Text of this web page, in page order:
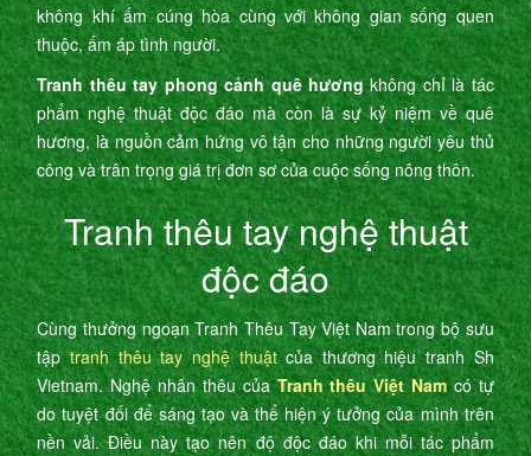
không khí ấm cúng hòa cùng với không gian sống quen
thuộc, ấm áp tình người.
Tranh thêu tay phong cảnh quê hươngkhông chỉ là tác
phẩm nghệ thuật độc đáo mà còn là sự kỷ niệm về quê
hương, là nguồn cảm hứng vô tận cho những người yêu thủ
công và trân trọng giá trị đơn sơ của cuộc sống nông thôn.
Tranh thêu tay nghệ thuật
độc đáo
Cùng thưởng ngoạn Tranh Thêu Tay Việt Nam trong bộ sưu
tậptranh thêu tay nghệ thuậtcủa thương hiệu tranh Sh
Vietnam. Nghệ nhân thêu củaTranh thêu Việt Namcó tự
do tuyệt đối để sáng tạo và thể hiện ý tưởng của mình trên
nền vải. Điều này tạo nên độ độc đáo khi mỗi tác phẩm